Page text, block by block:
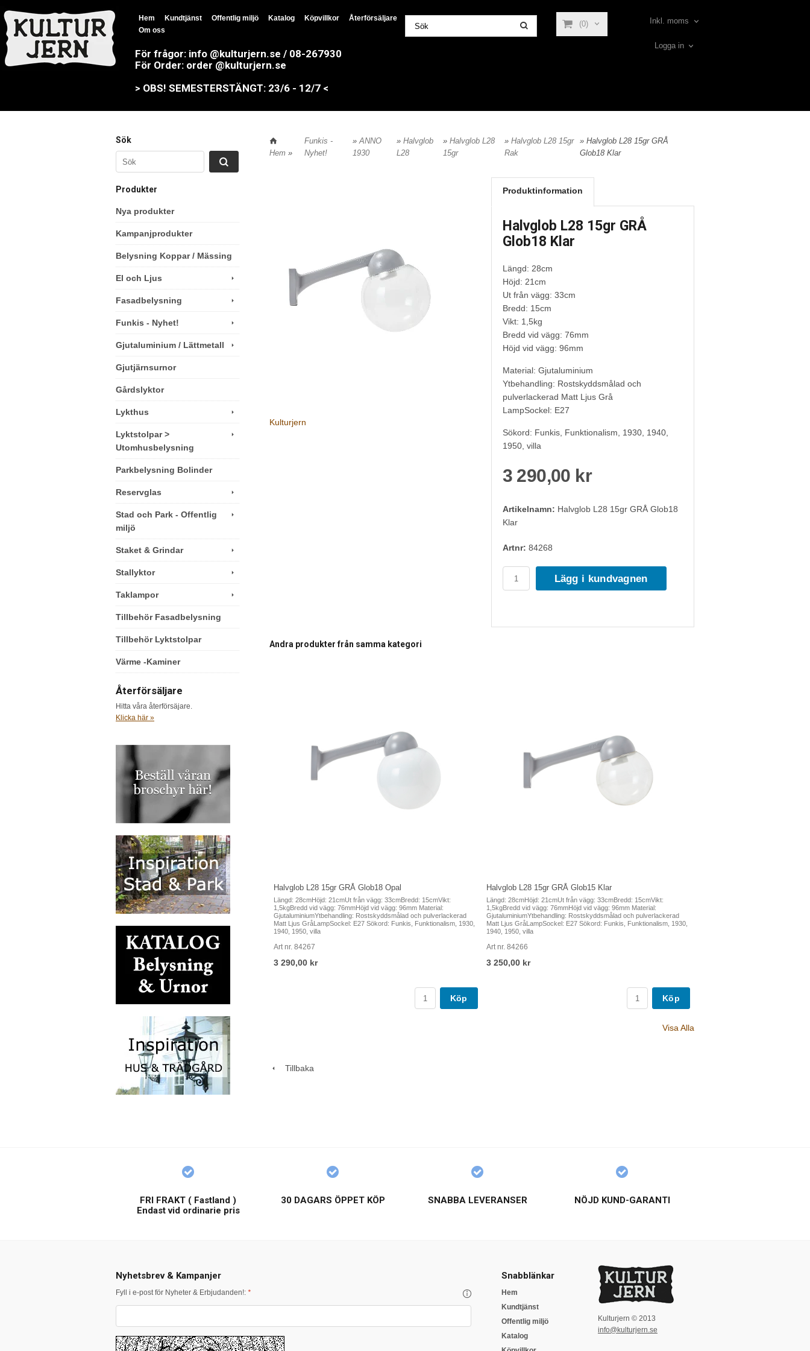
Hem Kundtjänst Offentlig miljö Katalog Köpvillkor
Återförsäljare
Om oss
För frågor: info @kulturjern.se / 08-267930
För Order: order @kulturjern.se
> OBS! SEMESTERSTÄNGT: 23/6 - 12/7 <
(0) Inkl. moms
Logga in
Sök
Produkter
Nya produkter
Kampanjprodukter
Belysning Koppar / Mässing
El och Ljus
Fasadbelysning
Funkis - Nyhet!
Gjutaluminium / Lättmetall
Gjutjärnsurnor
Gårdslyktor
Lykthus
Lyktstolpar >
Utomhusbelysning
Parkbelysning Bolinder
Reservglas
Stad och Park - Offentlig
miljö
Staket & Grindar
Stallyktor
Taklampor
Tillbehör Fasadbelysning
Tillbehör Lyktstolpar
Värme -Kaminer
Återförsäljare
Hitta våra återförsäjare.
Klicka här »
Hem »
Funkis -
Nyhet!
»ANNO
1930
» Halvglob
L28
»Halvglob L28
15gr
»Halvglob L28 15gr
Rak
» Halvglob L28 15gr GRÅ
Glob18 Klar
Kulturjern
Produktinformation
Halvglob L28 15gr GRÅ
Glob18 Klar
Längd: 28cm
Höjd: 21cm
Ut från vägg: 33cm
Bredd: 15cm
Vikt: 1,5kg
Bredd vid vägg: 76mm
Höjd vid vägg: 96mm
Material: Gjutaluminium
Ytbehandling: Rostskyddsmålad och
pulverlackerad Matt Ljus Grå
LampSockel: E27
Sökord: Funkis, Funktionalism, 1930, 1940,
1950, villa
3 290,00 kr
Artikelnamn: Halvglob L28 15gr GRÅ Glob18
Klar
Artnr: 84268
Lägg i kundvagnen
Andra produkter från samma kategori
Halvglob L28 15gr GRÅ Glob18 Opal
Längd: 28cmHöjd: 21cmUt från vägg: 33cmBredd: 15cmVikt:
1,5kgBredd vid vägg: 76mmHöjd vid vägg: 96mm Material:
GjutaluminiumYtbehandling: Rostskyddsmålad och pulverlackerad
Matt Ljus GråLampSockel: E27 Sökord: Funkis, Funktionalism, 1930,
1940, 1950, villa
Art nr. 84267
3 290,00 kr
Köp
Halvglob L28 15gr GRÅ Glob15 Klar
Längd: 28cmHöjd: 21cmUt från vägg: 33cmBredd: 15cmVikt:
1,5kgBredd vid vägg: 76mmHöjd vid vägg: 96mm Material:
GjutaluminiumYtbehandling: Rostskyddsmålad och pulverlackerad
Matt Ljus GråLampSockel: E27 Sökord: Funkis, Funktionalism, 1930,
1940, 1950, villa
Art nr. 84266
3 250,00 kr
Köp
Visa Alla
Tillbaka
FRI FRAKT ( Fastland )
Endast vid ordinarie pris
30 DAGARS ÖPPET KÖP SNABBA LEVERANSER NÖJD KUND-GARANTI
Nyhetsbrev & Kampanjer
Fyll i e-post för Nyheter & Erbjudanden!: *
Snabblänkar
Hem
Kundtjänst
Offentlig miljö
Katalog
Kulturjern © 2013
info@kulturjern.se